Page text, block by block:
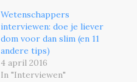
Wetenschappers
interviewen: doe je liever
dom voor dan slim (en 11
andere tips)
4 april 2016
In "Interviewen"